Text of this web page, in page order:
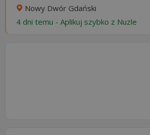
Nowy Dwór Gdański
4 dni temu - Aplikuj szybko z Nuzle